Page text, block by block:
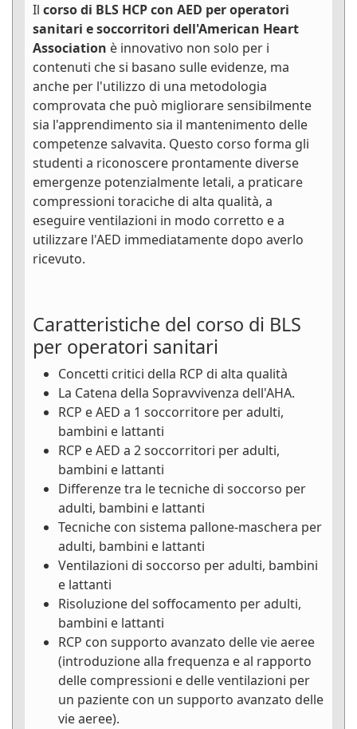
Il corso di BLS HCP con AED per operatori
sanitari e soccorritori dell'American Heart
Association è innovativo non solo per i
contenuti che si basano sulle evidenze, ma
anche per l'utilizzo di una metodologia
comprovata che può migliorare sensibilmente
sia l'apprendimento sia il mantenimento delle
competenze salvavita. Questo corso forma gli
studenti a riconoscere prontamente diverse
emergenze potenzialmente letali, a praticare
compressioni toraciche di alta qualità, a
eseguire ventilazioni in modo corretto e a
utilizzare l'AED immediatamente dopo averlo
ricevuto.
Caratteristiche del corso di BLS
per operatori sanitari
Concetti critici della RCP di alta qualità
La Catena della Sopravvivenza dell'AHA.
RCP e AED a 1 soccorritore per adulti,
bambini e lattanti
RCP e AED a 2 soccorritori per adulti,
bambini e lattanti
Differenze tra le tecniche di soccorso per
adulti, bambini e lattanti
Tecniche con sistema pallone-maschera per
adulti, bambini e lattanti
Ventilazioni di soccorso per adulti, bambini
e lattanti
Risoluzione del soffocamento per adulti,
bambini e lattanti
RCP con supporto avanzato delle vie aeree
(introduzione alla frequenza e al rapporto
delle compressioni e delle ventilazioni per
un paziente con un supporto avanzato delle
vie aeree).